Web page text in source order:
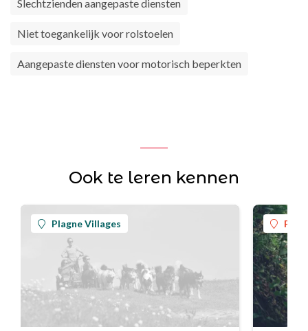
Slechtzienden aangepaste diensten
Niet toegankelijk voor rolstoelen
Aangepaste diensten voor motorisch beperkten
Ook te leren kennen
Plagne Villages